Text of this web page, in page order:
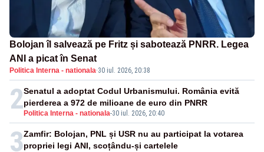
Bolojan îl salvează pe Fritz și sabotează PNRR. Legea
ANI a picat în Senat
Politica Interna - nationala·30 iul. 2026, 20:38
2 Politica Interna - nationala-30 iul. 2026, 20:40
Senatul a adoptat Codul Urbanismului. România evită
pierderea a 972 de milioane de euro din PNRR
3Zamfir: Bolojan, PNL și USR nu au participat la votarea
propriei legi ANI, scoțându-și cartelele